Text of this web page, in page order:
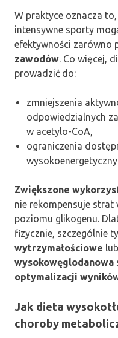
W praktyce oznacza
intensywne sporty
efektywności zarówno
zawodów . Co więcej,
prowadzić do:
zmniejszenia
odpowiedzialnych
w acetylo-CoA,
ograniczenia
Zwiększone
nie rekompensuje strat
poziomu glikogenu.
fizycznie, szczególnie
wytrzymałościowe
wysokowęglodanowa
optymalizacji
Jak dieta
choroby